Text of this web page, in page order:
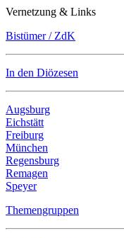
Vernetzung & Links
Bistümer / ZdK
In den Diözesen
Augsburg
Eichstätt
Freiburg
München
Regensburg
Remagen
Speyer
Themengruppen